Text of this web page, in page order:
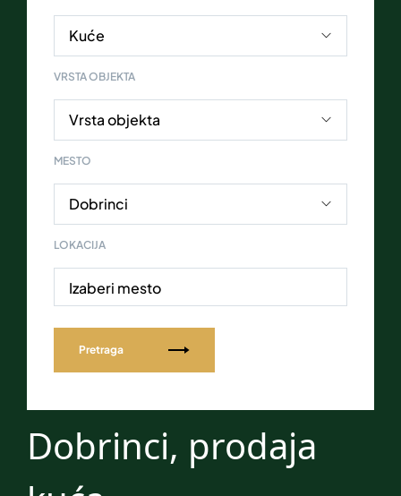
VRSTA OBJEKTA
MESTO
LOKACIJA
Izaberi mesto
Pretraga
Dobrinci, prodaja